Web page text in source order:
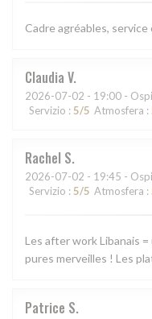
Cadre agréables,
Claudia V
2026-07-02 - 19:00 -
Servizio : 5/5 Atmosfera :
Rachel S
2026-07-02 - 19:45 -
Servizio : 5/5 Atmosfera :
Les after work Libanais
pures merveilles ! Les
Patrice S